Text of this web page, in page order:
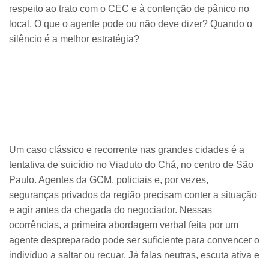
respeito ao trato com o CEC e à contenção de pânico no
local. O que o agente pode ou não deve dizer? Quando o
silêncio é a melhor estratégia?
Um caso clássico e recorrente nas grandes cidades é a
tentativa de suicídio no Viaduto do Chá, no centro de São
Paulo. Agentes da GCM, policiais e, por vezes,
seguranças privados da região precisam conter a situação
e agir antes da chegada do negociador. Nessas
ocorrências, a primeira abordagem verbal feita por um
agente despreparado pode ser suficiente para convencer o
indivíduo a saltar ou recuar. Já falas neutras, escuta ativa e